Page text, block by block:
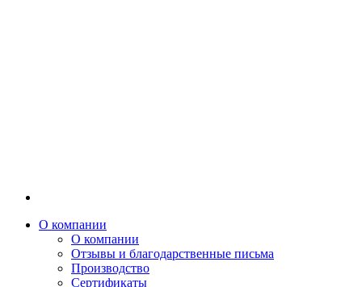
О компании
О компании
Отзывы и благодарственные письма
Производство
Сертификаты